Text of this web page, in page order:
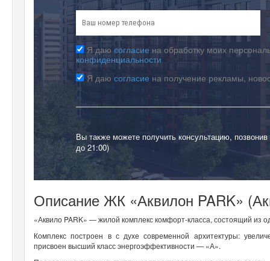
Я даю согласие на обработку моих
конфиденциальности
Я даю согласие на получение рекламы,
Вы также можете получить консультацию,
до 21:00)
Описание ЖК «Аквилон PARK»
«Аквило PARK» — жилой комплекс комфорт-класса, состоящий из
Комплекс построен в с духе современной архитектуры:
присвоен высший класс энергоэффективности — «А».